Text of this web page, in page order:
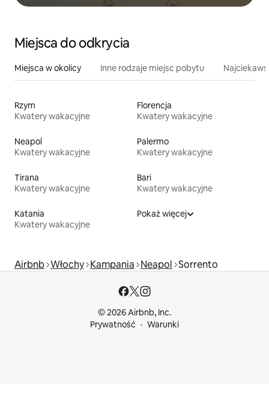
Miejsca do odkrycia
Miejsca w okolicy Inne rodzaje miejsc pobytu
Rzym
Kwatery wakacyjne
Florencja
Kwatery wakacyjne
Neapol
Kwatery wakacyjne
Palermo
Kwatery wakacyjne
Tirana
Kwatery wakacyjne
Bari
Kwatery wakacyjne
Katania
Kwatery wakacyjne
Pokaż więcej
Airbnb Włochy Kampania Neapol Sorrento
© 2026 Airbnb, Inc.
Prywatność
Warunki